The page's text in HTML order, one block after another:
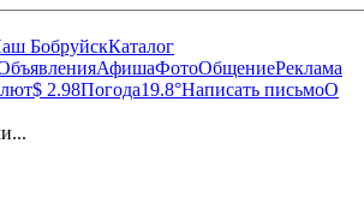
БобруйскКаталог
АфишаФотоОбщениеРеклама
$ 2.98Погода19.8°Написать письмоО